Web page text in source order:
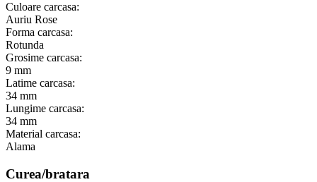
Culoare carcasa:
Auriu Rose
Forma carcasa:
Rotunda
Grosime carcasa:
9 mm
Latime carcasa:
34 mm
Lungime carcasa:
34 mm
Material carcasa:
Alama
Curea/bratara